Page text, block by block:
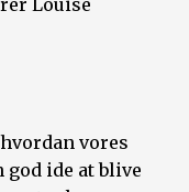
vores
ide at blive